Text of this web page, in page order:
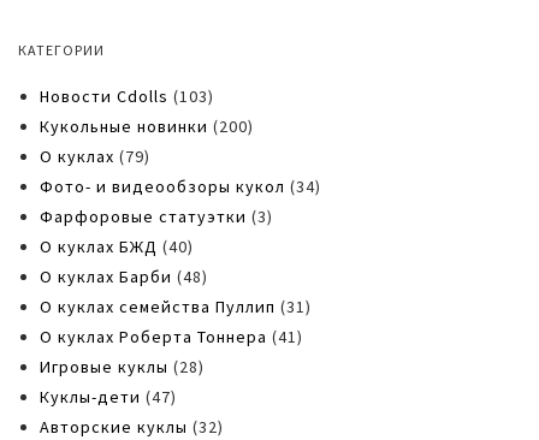
КАТЕГОРИИ
Новости Cdolls (103)
Кукольные новинки (200)
О куклах (79)
Фото- и видеообзоры кукол (34)
Фарфоровые статуэтки (3)
О куклах БЖД (40)
О куклах Барби (48)
О куклах семейства Пуллип (31)
О куклах Роберта Тоннера (41)
Игровые куклы (28)
Куклы-дети (47)
Авторские куклы (32)